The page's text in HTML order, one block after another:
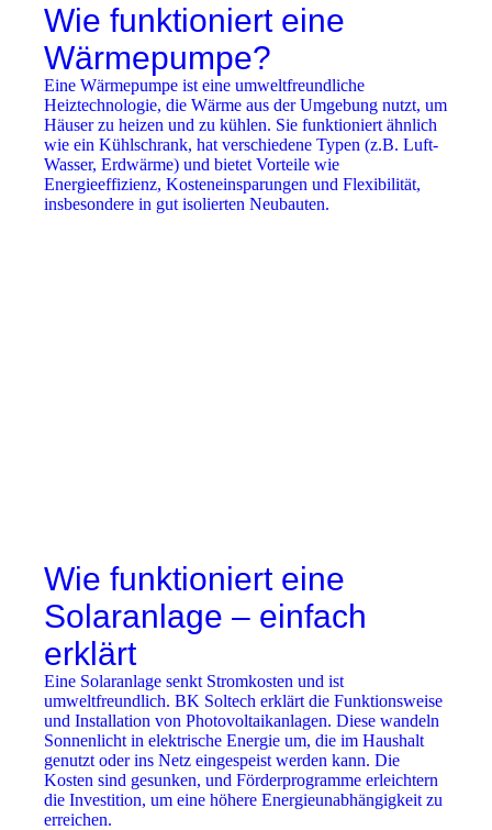
Wie funktioniert eine
Wärmepumpe?
Eine Wärmepumpe ist eine umweltfreundliche
Heiztechnologie, die Wärme aus der Umgebung nutzt, um
Häuser zu heizen und zu kühlen. Sie funktioniert ähnlich
wie ein Kühlschrank, hat verschiedene Typen (z.B. Luft-
Wasser, Erdwärme) und bietet Vorteile wie
Energieeffizienz, Kosteneinsparungen und Flexibilität,
insbesondere in gut isolierten Neubauten.
Wie funktioniert eine
Solaranlage – einfach
erklärt
Eine Solaranlage senkt Stromkosten und ist
umweltfreundlich. BK Soltech erklärt die Funktionsweise
und Installation von Photovoltaikanlagen. Diese wandeln
Sonnenlicht in elektrische Energie um, die im Haushalt
genutzt oder ins Netz eingespeist werden kann. Die
Kosten sind gesunken, und Förderprogramme erleichtern
die Investition, um eine höhere Energieunabhängigkeit zu
erreichen.